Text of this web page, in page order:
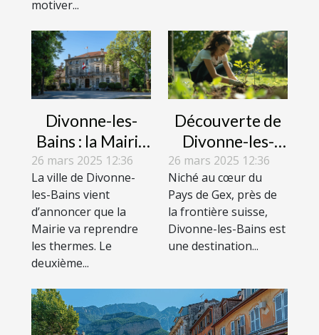
motiver...
Divonne-les-
Bains : la Mairie
va reprendre les
thermes
26 mars 2025 12:36
La ville de Divonne-
les-Bains vient
d’annoncer que la
Mairie va reprendre
les thermes. Le
deuxième...
Découverte de
Divonne-les-
Bains : pensez à
préserver les
lieux
26 mars 2025 12:36
Niché au cœur du
Pays de Gex, près de
la frontière suisse,
Divonne-les-Bains est
une destination...